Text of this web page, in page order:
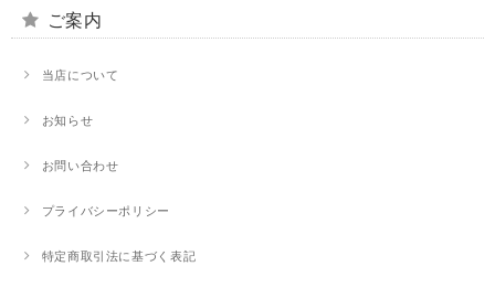
ご案内
当店について
お知らせ
お問い合わせ
プライバシーポリシー
特定商取引法に基づく表記